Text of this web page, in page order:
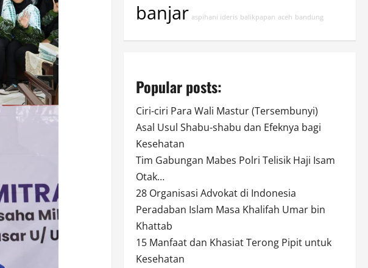
banjar aspihani ideris balikpapan aceh bandung
Popular posts:
Ciri-ciri Para Wali Mastur (Tersembunyi)
Asal Usul Shabu-shabu dan Efeknya bagi
Kesehatan
Tim Gabungan Mabes Polri Telisik Haji Isam
Otak…
28 Organisasi Advokat di Indonesia
Peradaban Islam Masa Khalifah Umar bin
Khattab
15 Manfaat dan Khasiat Terong Pipit untuk
Kesehatan